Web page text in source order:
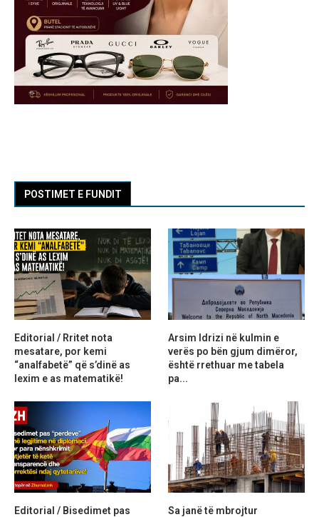
POSTIMET E FUNDIT
Editorial / Rritet nota
mesatare, por kemi
“analfabetë” që s’dinë as
lexim e as matematikë!
Arsim Idrizi në kulmin e
verës po bën gjum dimëror,
është rrethuar me tabela
pa...
Editorial / Bisedimet pas
Sa janë të mbrojtur